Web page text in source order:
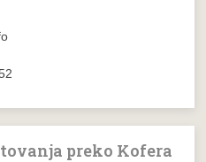
preko Kofera